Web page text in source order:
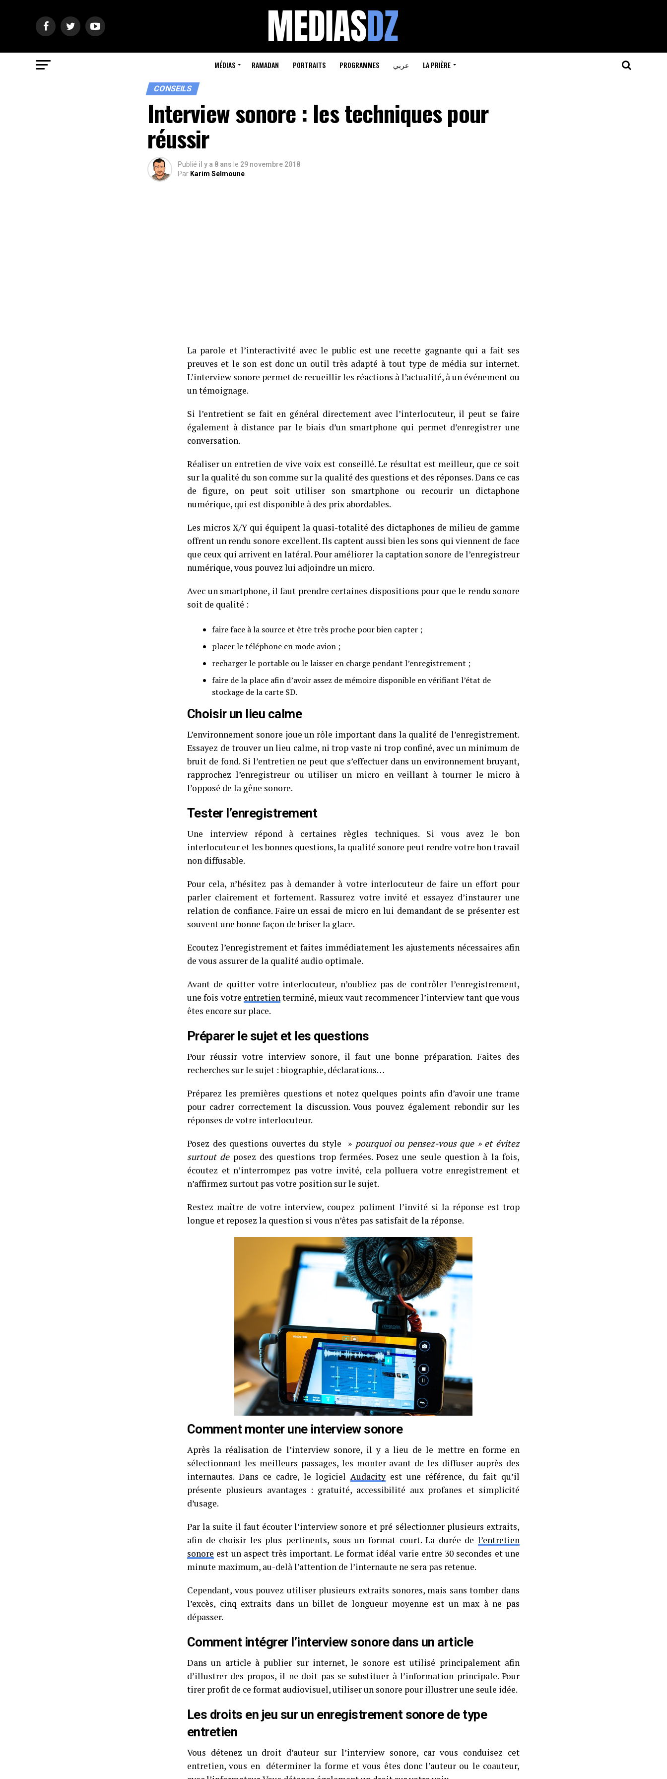
MÉDIAS RAMADAN PORTRAITS PROGRAMMES عربي LA PRIÈRE
CONSEILS
Interview sonore : les techniques pour
réussir
Publié il y a 8 ans le 29 novembre 2018
Par Karim Selmoune
La parole et l’interactivité avec le public est une recette gagnante qui a fait ses
preuves et le son est donc un outil très adapté à tout type de média sur internet.
L’interview sonore permet de recueillir les réactions à l’actualité, à un événement ou
un témoignage.
Si l’entretient se fait en général directement avec l’interlocuteur, il peut se faire
également à distance par le biais d’un smartphone qui permet d’enregistrer une
conversation.
Réaliser un entretien de vive voix est conseillé. Le résultat est meilleur, que ce soit
sur la qualité du son comme sur la qualité des questions et des réponses. Dans ce cas
de figure, on peut soit utiliser son smartphone ou recourir un dictaphone
numérique, qui est disponible à des prix abordables.
Les micros X/Y qui équipent la quasi-totalité des dictaphones de milieu de gamme
offrent un rendu sonore excellent. Ils captent aussi bien les sons qui viennent de face
que ceux qui arrivent en latéral. Pour améliorer la captation sonore de l’enregistreur
numérique, vous pouvez lui adjoindre un micro.
Avec un smartphone, il faut prendre certaines dispositions pour que le rendu sonore
soit de qualité :
faire face à la source et être très proche pour bien capter ;
placer le téléphone en mode avion ;
recharger le portable ou le laisser en charge pendant l’enregistrement ;
faire de la place afin d’avoir assez de mémoire disponible en vérifiant l’état de
stockage de la carte SD.
Choisir un lieu calme
L’environnement sonore joue un rôle important dans la qualité de l’enregistrement.
Essayez de trouver un lieu calme, ni trop vaste ni trop confiné, avec un minimum de
bruit de fond. Si l’entretien ne peut que s’effectuer dans un environnement bruyant,
rapprochez l’enregistreur ou utiliser un micro en veillant à tourner le micro à
l’opposé de la gêne sonore.
Tester l’enregistrement
Une interview répond à certaines règles techniques. Si vous avez le bon
interlocuteur et les bonnes questions, la qualité sonore peut rendre votre bon travail
non diffusable.
Pour cela, n’hésitez pas à demander à votre interlocuteur de faire un effort pour
parler clairement et fortement. Rassurez votre invité et essayez d’instaurer une
relation de confiance. Faire un essai de micro en lui demandant de se présenter est
souvent une bonne façon de briser la glace.
Ecoutez l’enregistrement et faites immédiatement les ajustements nécessaires afin
de vous assurer de la qualité audio optimale.
Avant de quitter votre interlocuteur, n’oubliez pas de contrôler l’enregistrement,
une fois votre entretienterminé, mieux vaut recommencer l’interview tant que vous
êtes encore sur place.
Préparer le sujet et les questions
Pour réussir votre interview sonore, il faut une bonne préparation. Faites des
recherches sur le sujet : biographie, déclarations…
Préparez les premières questions et notez quelques points afin d’avoir une trame
pour cadrer correctement la discussion. Vous pouvez également rebondir sur les
réponses de votre interlocuteur.
Posez des questions ouvertes du style » pourquoi ou pensez-vous que » et évitez
surtout deposez des questions trop fermées. Posez une seule question à la fois,
écoutez et n’interrompez pas votre invité, cela polluera votre enregistrement et
n’affirmez surtout pas votre position sur le sujet.
Restez maître de votre interview, coupez poliment l’invité si la réponse est trop
longue et reposez la question si vous n’êtes pas satisfait de la réponse.
Comment monter une interview sonore
Après la réalisation de l’interview sonore, il y a lieu de le mettre en forme en
sélectionnant les meilleurs passages, les monter avant de les diffuser auprès des
internautes. Dans ce cadre, le logiciel Audacity est une référence, du fait qu’il
présente plusieurs avantages : gratuité, accessibilité aux profanes et simplicité
d’usage.
Par la suite il faut écouter l’interview sonore et pré sélectionner plusieurs extraits,
afin de choisir les plus pertinents, sous un format court. La durée de l’entretien
sonore est un aspect très important. Le format idéal varie entre 30 secondes et une
minute maximum, au-delà l’attention de l’internaute ne sera pas retenue.
Cependant, vous pouvez utiliser plusieurs extraits sonores, mais sans tomber dans
l’excès, cinq extraits dans un billet de longueur moyenne est un max à ne pas
dépasser.
Comment intégrer l’interview sonore dans un article
Dans un article à publier sur internet, le sonore est utilisé principalement afin
d’illustrer des propos, il ne doit pas se substituer à l’information principale. Pour
tirer profit de ce format audiovisuel, utiliser un sonore pour illustrer une seule idée.
Les droits en jeu sur un enregistrement sonore de type
entretien
Vous détenez un droit d’auteur sur l’interview sonore, car vous conduisez cet
entretien, vous en déterminer la forme et vous êtes donc l’auteur ou le coauteur,